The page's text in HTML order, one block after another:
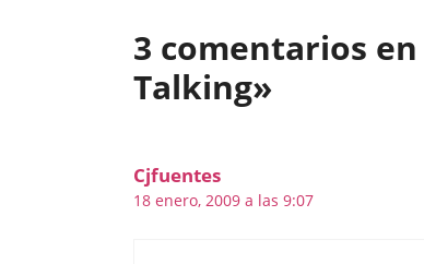
3 comentarios
Talking»
Cjfuentes
18 enero, 2009 a las 9:07